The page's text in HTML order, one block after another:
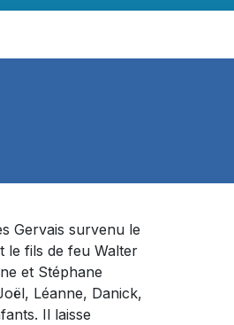
Gervais survenu le
le fils de feu Walter
et Stéphane
Léanne, Danick,
Il laisse